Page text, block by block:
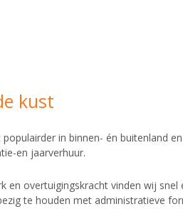
kust
in binnen- én buitenland
en jaarverhuur.
en overtuigingskracht vinden wij snel
te houden met administratieve